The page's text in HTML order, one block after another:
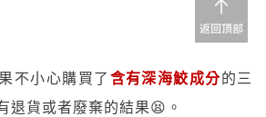
不小心購買了 含有深海鮫成分的三
退貨或者廢棄的結果😫。